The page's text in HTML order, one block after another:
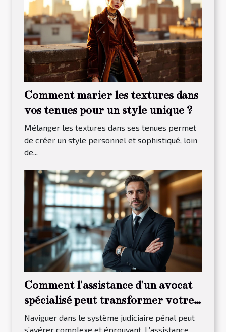
Comment marier les textures dans
vos tenues pour un style unique ?
Mélanger les textures dans ses tenues permet
de créer un style personnel et sophistiqué, loin
de...
Comment l'assistance d'un avocat
spécialisé peut transformer votre
procès pénal ?
Naviguer dans le système judiciaire pénal peut
s’avérer complexe et éprouvant. L’assistance...